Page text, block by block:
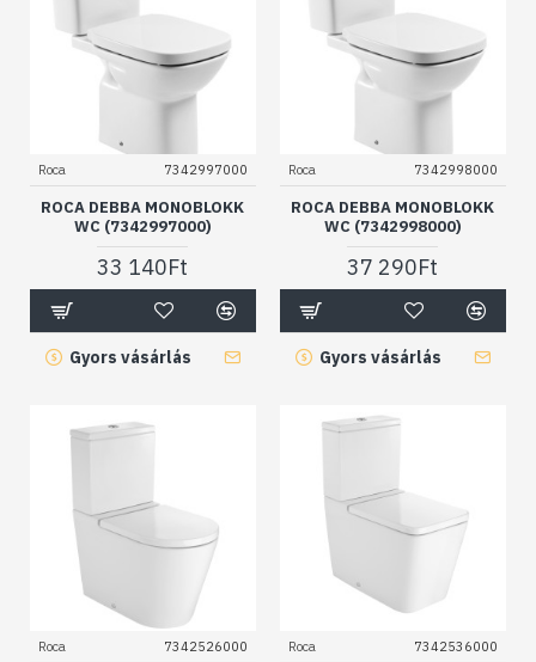
Roca 7342997000
ROCA DEBBA MONOBLOKK
WC (7342997000)
33 140Ft
Gyors vásárlás
Roca 7342998000
ROCA DEBBA MONOBLOKK
WC (7342998000)
37 290Ft
Gyors vásárlás
Roca 7342526000 Roca 7342536000